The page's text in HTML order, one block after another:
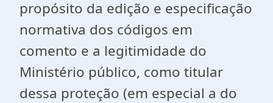
propósito da edição e especificação
normativa dos códigos em
comento e a legitimidade do
Ministério público, como titular
dessa proteção (em especial a do